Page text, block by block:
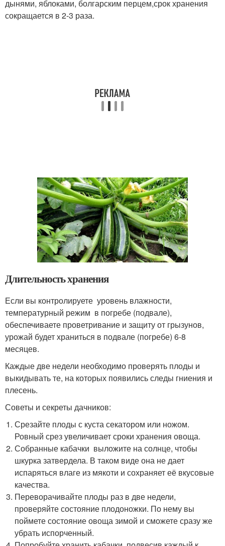
дынями, яблоками, болгарским перцем,срок хранения
сокращается в 2-3 раза.
Длительность хранения
Если вы контролируете уровень влажности,
температурный режим в погребе (подвале),
обеспечиваете проветривание и защиту от грызунов,
урожай будет храниться в подвале (погребе) 6-8
месяцев.
Каждые две недели необходимо проверять плоды и
выкидывать те, на которых появились следы гниения и
плесень.
Советы и секреты дачников:
Срезайте плоды с куста секатором или ножом.
Ровный срез увеличивает сроки хранения овоща.
Собранные кабачки выложите на солнце, чтобы
шкурка затвердела. В таком виде она не дает
испаряться влаге из мякоти и сохраняет её вкусовые
качества.
Переворачивайте плоды раз в две недели,
проверяйте состояние плодоножки. По нему вы
поймете состояние овоща зимой и сможете сразу же
убрать испорченный.